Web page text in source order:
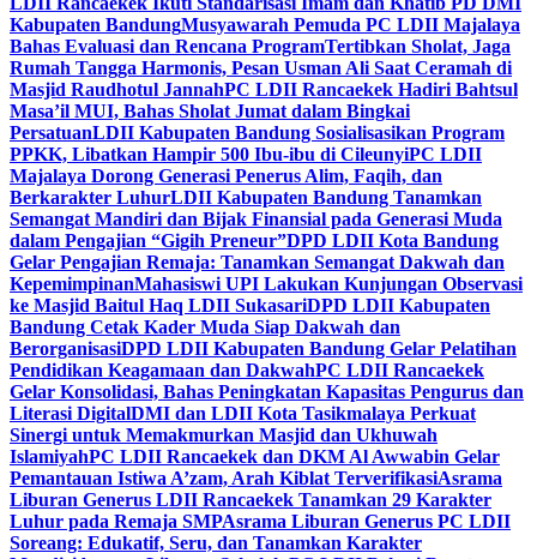
Kabupaten BandungMusyawarah Pemuda PC LDII Majalaya
Bahas Evaluasi dan Rencana ProgramTertibkan Sholat, Jaga
Rumah Tangga Harmonis, Pesan Usman Ali Saat Ceramah di
Masjid Raudhotul JannahPC LDII Rancaekek Hadiri Bahtsul
Masa’il MUI, Bahas Sholat Jumat dalam Bingkai
PersatuanLDII Kabupaten Bandung Sosialisasikan Program
PPKK, Libatkan Hampir 500 Ibu-ibu di CileunyiPC LDII
Majalaya Dorong Generasi Penerus Alim, Faqih, dan
Berkarakter LuhurLDII Kabupaten Bandung Tanamkan
Semangat Mandiri dan Bijak Finansial pada Generasi Muda
dalam Pengajian “Gigih Preneur”DPD LDII Kota Bandung
Gelar Pengajian Remaja: Tanamkan Semangat Dakwah dan
KepemimpinanMahasiswi UPI Lakukan Kunjungan Observasi
ke Masjid Baitul Haq LDII SukasariDPD LDII Kabupaten
Bandung Cetak Kader Muda Siap Dakwah dan
BerorganisasiDPD LDII Kabupaten Bandung Gelar Pelatihan
Pendidikan Keagamaan dan DakwahPC LDII Rancaekek
Gelar Konsolidasi, Bahas Peningkatan Kapasitas Pengurus dan
Literasi DigitalDMI dan LDII Kota Tasikmalaya Perkuat
Sinergi untuk Memakmurkan Masjid dan Ukhuwah
IslamiyahPC LDII Rancaekek dan DKM Al Awwabin Gelar
Pemantauan Istiwa A’zam, Arah Kiblat TerverifikasiAsrama
Liburan Generus LDII Rancaekek Tanamkan 29 Karakter
Luhur pada Remaja SMPAsrama Liburan Generus PC LDII
Soreang: Edukatif, Seru, dan Tanamkan Karakter